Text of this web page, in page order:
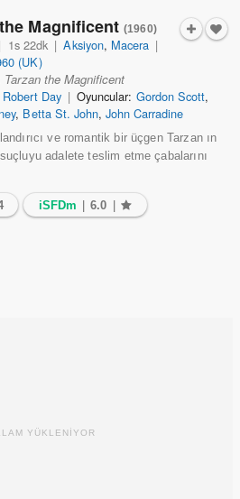
Magnificent (1960)
1s 22dk | Aksiyon, Macera |
(UK)
Tarzan the Magnificent
Robert Day | Oyuncular: Gordon Scott,
, Betta St. John, John Carradine
ve romantik bir üçgen Tarzan ın
adalete teslim etme çabalarını
iSFDm 6.0
YÜKLENİYOR